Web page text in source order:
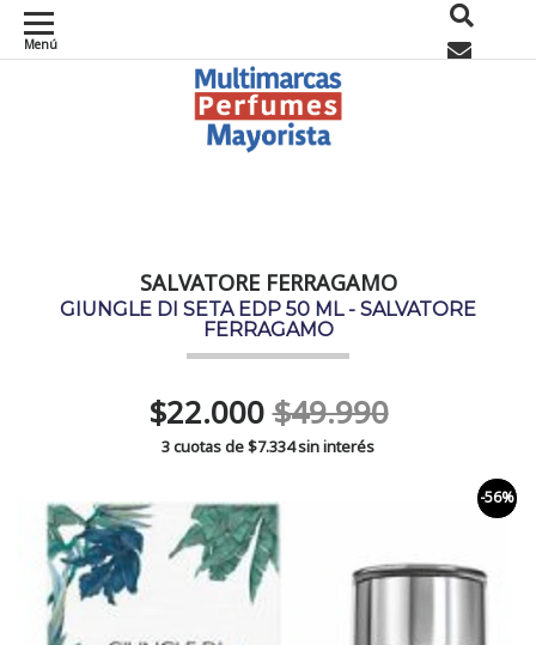
Menú
SALVATORE FERRAGAMO
GIUNGLE DI SETA EDP 50 ML - SALVATORE
FERRAGAMO
$22.000$49.990
3 cuotas de$7.334sin interés
-56%